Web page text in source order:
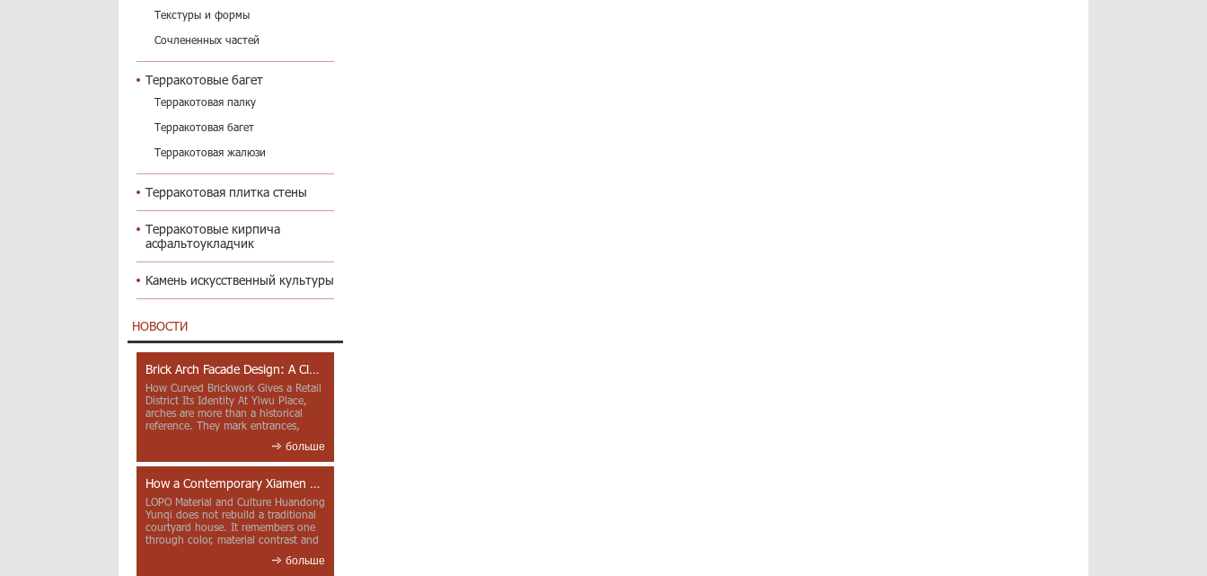
Текстуры и формы
Сочлененных частей
Терракотовые багет
Терракотовая палку
Терракотовая багет
Терракотовая жалюзи
Терракотовая плитка стены
Терракотовые кирпича
асфальтоукладчик
Камень искусственный культуры
НОВОСТИ
Brick Arch Facade Design: A Closer Look at Yiwu Place
How Curved Brickwork Gives a Retail
District Its Identity At Yiwu Place,
arches are more than a historical
reference. They mark entrances,
больше
How a Contemporary Xiamen Project Reframes Minnan Red Brick
LOPO Material and Culture Huandong
Yunqi does not rebuild a traditional
courtyard house. It remembers one
through color, material contrast and
больше